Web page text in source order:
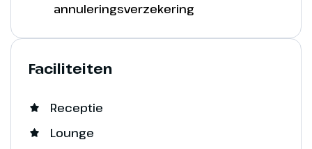
annuleringsverzekering
Faciliteiten
Receptie
Lounge